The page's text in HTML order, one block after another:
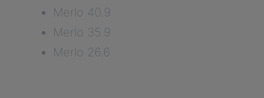
Merlo 40.9
Merlo 35.9
Merlo 26.6